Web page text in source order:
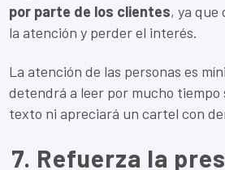
por parte de los clientes, ya que
la atención y perder el interés.
La atención de las personas es
detendrá a leer por mucho tiempo
texto ni apreciará un cartel con
7. Refuerza la